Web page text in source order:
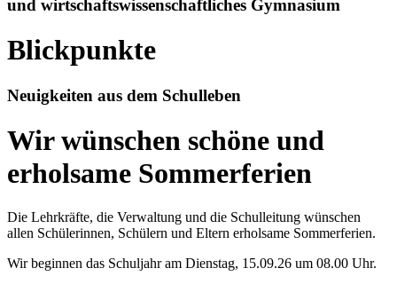
und wirtschafts­wissen­schaft­liches Gymnasium
Blickpunkte
Neuigkeiten aus dem Schulleben
Wir wünschen schöne und
erholsame Sommerferien
Die Lehrkräfte, die Verwaltung und die Schulleitung wünschen
allen Schülerinnen, Schülern und Eltern erholsame Sommerferien.
Wir beginnen das Schuljahr am Dienstag, 15.09.26 um 08.00 Uhr.